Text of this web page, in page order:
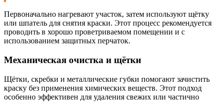
Первоначально нагревают участок, затем используют щётку
или шпатель для снятия краски. Этот процесс рекомендуется
проводить в хорошо проветриваемом помещении и с
использованием защитных перчаток.
Механическая очистка и щётки
Щётки, скребки и металлические губки помогают зачистить
краску без применения химических веществ. Этот подход
особенно эффективен для удаления свежих или частично